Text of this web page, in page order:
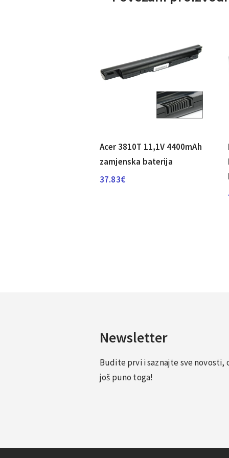
Acer 3810T 11,1V 4400mAh
zamjenska baterija
37.83€
Newsletter
Budite prvi i saznajte sve
još puno toga!